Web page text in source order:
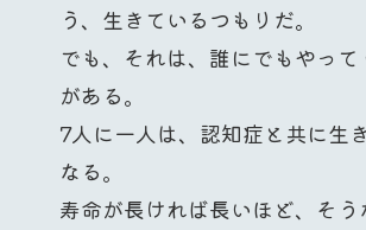
う、生きているつもりだ。
でも、それは、誰にでもやっ
がある。
7人に一人は、認知症と共に生
なる。
寿命が長ければ長いほど、そう